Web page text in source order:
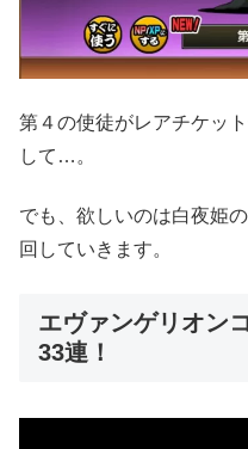
第４の使徒がレアチケッ
して…。
でも、欲しいのは白夜姫
回していきます。
エヴァンゲリオン
33連！